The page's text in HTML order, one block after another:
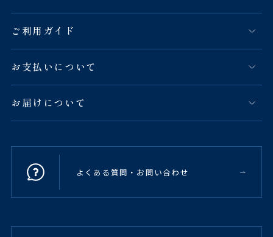
ご利用ガイド
お支払いについて
お届けについて
よくある質問・お問い合わせ